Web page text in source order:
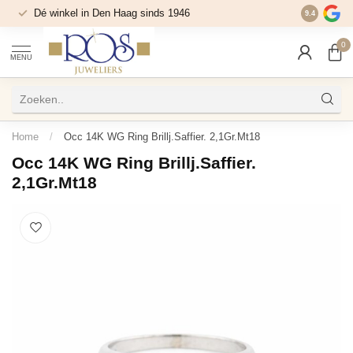
Dé winkel in Den Haag sinds 1946 9.4
MENU
0
Home / Occ 14K WG Ring Brillj.Saffier. 2,1Gr.Mt18
Occ 14K WG Ring Brillj.Saffier.
2,1Gr.Mt18